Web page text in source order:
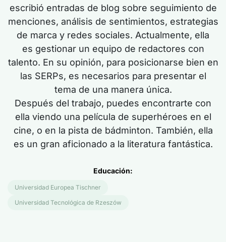
escribió entradas de blog sobre seguimiento de
menciones, análisis de sentimientos, estrategias
de marca y redes sociales. Actualmente, ella
es gestionar un equipo de redactores con
talento. En su opinión, para posicionarse bien en
las SERPs, es necesarios para presentar el
tema de una manera única.
Después del trabajo, puedes encontrarte con
ella viendo una película de superhéroes en el
cine, o en la pista de bádminton. También, ella
es un gran aficionado a la literatura fantástica.
Educación:
Universidad Europea Tischner
Universidad Tecnológica de Rzeszów